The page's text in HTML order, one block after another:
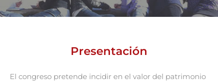
Presentación
El congreso pretende incidir en el valor del patrimonio